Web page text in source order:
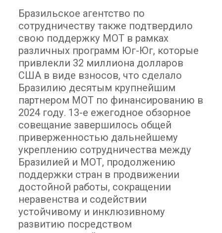
Бразильское агентство по
сотрудничеству также подтвердило
свою поддержку МОТ в рамках
различных программ Юг-Юг, которые
привлекли 32 миллиона долларов
США в виде взносов, что сделало
Бразилию десятым крупнейшим
партнером МОТ по финансированию в
2024 году. 13-е ежегодное обзорное
совещание завершилось общей
приверженностью дальнейшему
укреплению сотрудничества между
Бразилией и МОТ, продолжению
поддержки стран в продвижении
достойной работы, сокращении
неравенства и содействии
устойчивому и инклюзивному
развитию посредством